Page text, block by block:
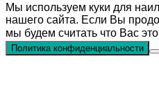
Мы используем куки для
нашего сайта. Если Вы
мы будем считать что Вас это
Политика конфиденциальности